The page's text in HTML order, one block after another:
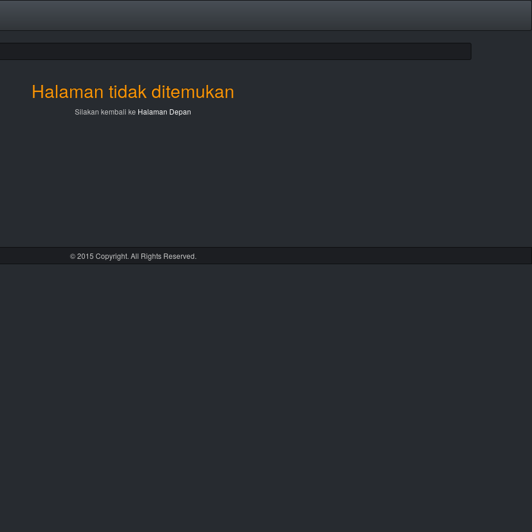
Halaman tidak ditemukan
Silakan kembali ke Halaman Depan
© 2015 Copyright. All Rights Reserved.